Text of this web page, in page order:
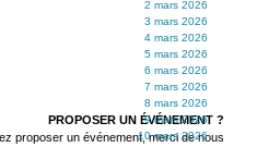
2 mars 2026
3 mars 2026
4 mars 2026
5 mars 2026
6 mars 2026
7 mars 2026
8 mars 2026
9 mars 2026
10 mars 2026
PROPOSER UN ÉVÉNEMENT ?
proposer un événement, merci de nous